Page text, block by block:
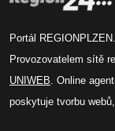
Portál
Provozovatelem sítě
UNIWEB. Online
poskytuje tvorbu